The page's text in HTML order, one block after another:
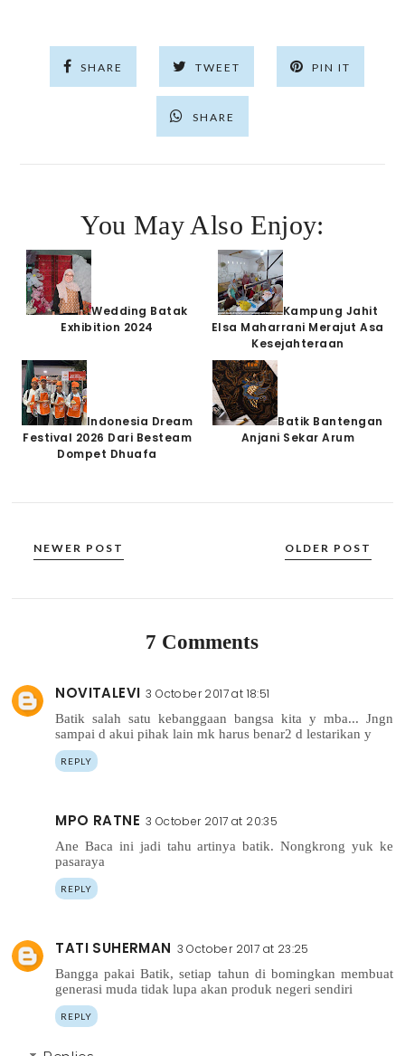
SHARE TWEET PIN IT
SHARE
You May Also Enjoy:
Wedding Batak
Exhibition 2024
Kampung Jahit
Elsa Maharrani Merajut Asa
Kesejahteraan
Indonesia Dream
Festival 2026 Dari Besteam
Dompet Dhuafa
Batik Bantengan
Anjani Sekar Arum
NEWER POST OLDER POST
7 Comments
NOVITALEVI 3 October 2017 at 18:51
Batik salah satu kebanggaan bangsa kita y mba... Jngn
sampai d akui pihak lain mk harus benar2 d lestarikan y
REPLY
MPO RATNE 3 October 2017 at 20:35
Ane Baca ini jadi tahu artinya batik. Nongkrong yuk ke
pasaraya
REPLY
TATI SUHERMAN 3 October 2017 at 23:25
Bangga pakai Batik, setiap tahun di bomingkan membuat
generasi muda tidak lupa akan produk negeri sendiri
REPLY